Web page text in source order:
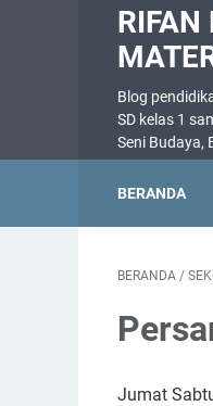
Blog
SD kelas 1
Seni Budaya,
BERANDA
BERANDA /
Jumat